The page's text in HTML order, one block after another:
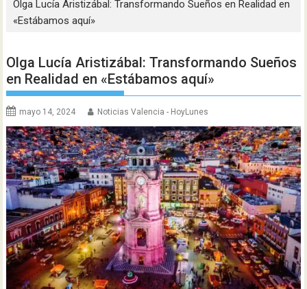
Olga Lucía Aristizábal: Transformando Sueños en Realidad en
«Estábamos aquí»
Olga Lucía Aristizábal: Transformando Sueños
en Realidad en «Estábamos aquí»
mayo 14, 2024 Noticias Valencia - HoyLunes